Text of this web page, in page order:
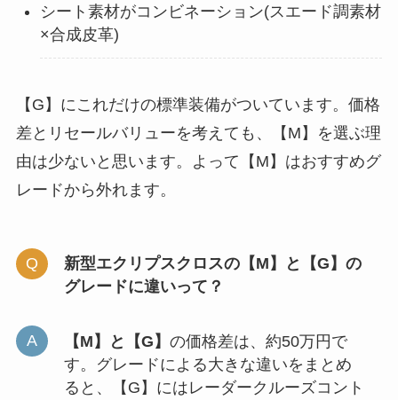
シート素材がコンビネーション(スエード調素材
×合成皮革)
【G】にこれだけの標準装備がついています。価格
差とリセールバリューを考えても、【M】を選ぶ理
由は少ないと思います。よって【M】はおすすめグ
レードから外れます。
新型エクリプスクロスの【M】と【G】の
グレードに違いって？
【M】と【G】 の価格差は、約50万円で
す。グレードによる大きな違いをまとめ
ると、【G】にはレーダークルーズコント